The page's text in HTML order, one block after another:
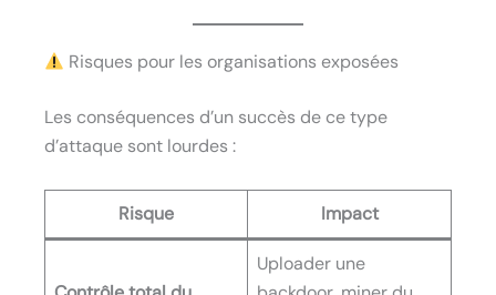
Risques pour les organisations exposées
Les conséquences d’un succès de ce type
d’attaque sont lourdes :
Risque Impact
Uploader une